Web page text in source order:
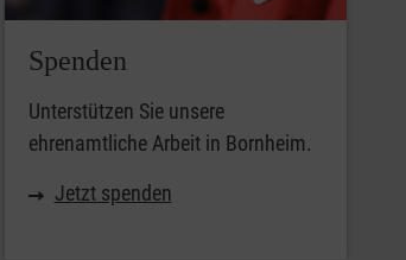
Spenden
Unterstützen Sie unsere
ehrenamtliche Arbeit in Bornheim.
Jetzt spenden